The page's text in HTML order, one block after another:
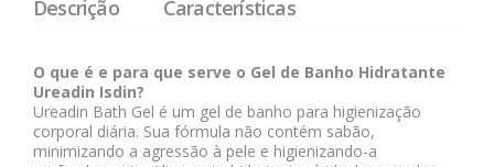
Descrição Características
O que é e para que serve o Gel de Banho Hidratante
Ureadin Isdin?
Ureadin Bath Gel é um gel de banho para higienização
corporal diária. Sua fórmula não contém sabão,
minimizando a agressão à pele e higienizando-a